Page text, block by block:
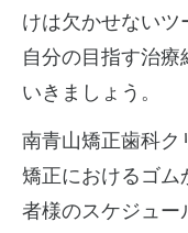
けは欠かせないツ
自分の目指す治
いきましょう。
南青山矯正歯科ク
矯正におけるゴム
者様のスケジュー